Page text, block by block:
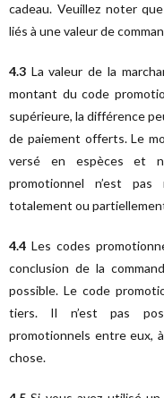
cadeau. Veuillez noter
liés à une valeur de
4.3 La valeur de la
montant du code
supérieure, la différence
de paiement offerts. Le
versé en espèces et
promotionnel n’est
totalement ou
4.4 Les codes
conclusion de la
possible. Le code
tiers. Il n’est pas
promotionnels entre eux,
chose.